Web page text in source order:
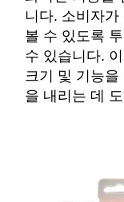
니다. 소비자
볼 수 있도록
수 있습니다.
크기 및 기능을
을 내리는 데